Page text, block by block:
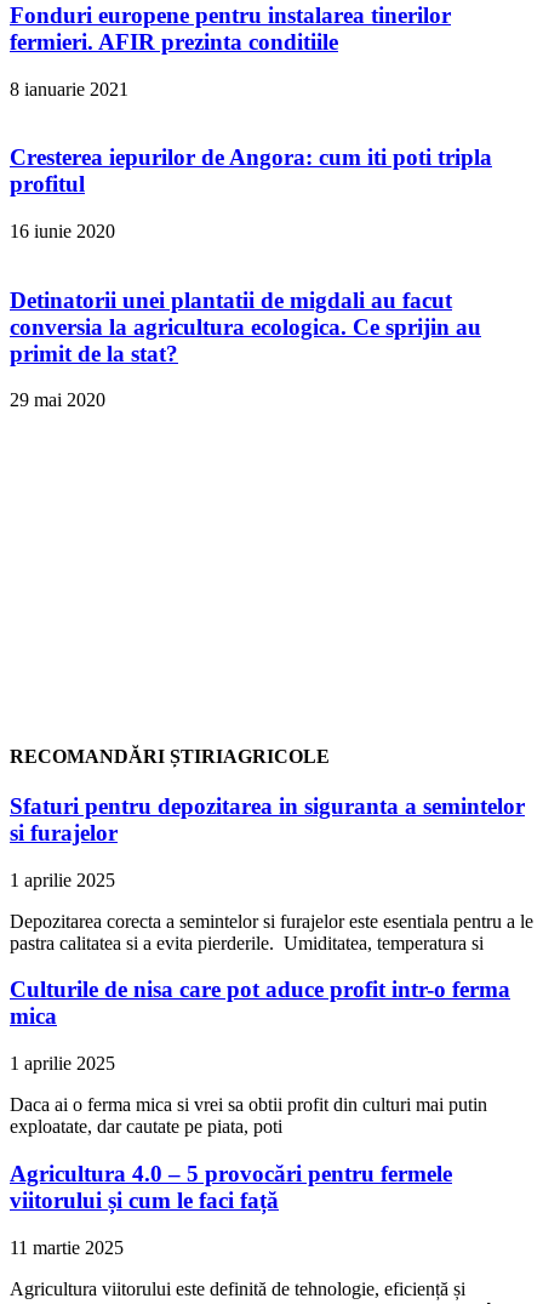
Fonduri europene pentru instalarea tinerilor
fermieri. AFIR prezinta conditiile
8 ianuarie 2021
Cresterea iepurilor de Angora: cum iti poti tripla
profitul
16 iunie 2020
Detinatorii unei plantatii de migdali au facut
conversia la agricultura ecologica. Ce sprijin au
primit de la stat?
29 mai 2020
RECOMANDĂRI ȘTIRIAGRICOLE
Sfaturi pentru depozitarea in siguranta a semintelor
si furajelor
1 aprilie 2025
Depozitarea corecta a semintelor si furajelor este esentiala pentru a le
pastra calitatea si a evita pierderile. Umiditatea, temperatura si
Culturile de nisa care pot aduce profit intr-o ferma
mica
1 aprilie 2025
Daca ai o ferma mica si vrei sa obtii profit din culturi mai putin
exploatate, dar cautate pe piata, poti
Agricultura 4.0 – 5 provocări pentru fermele
viitorului și cum le faci față
11 martie 2025
Agricultura viitorului este definită de tehnologie, eficiență și